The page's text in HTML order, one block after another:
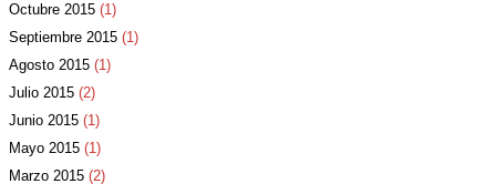
Octubre 2015 (1)
Septiembre 2015 (1)
Agosto 2015 (1)
Julio 2015 (2)
Junio 2015 (1)
Mayo 2015 (1)
Marzo 2015 (2)